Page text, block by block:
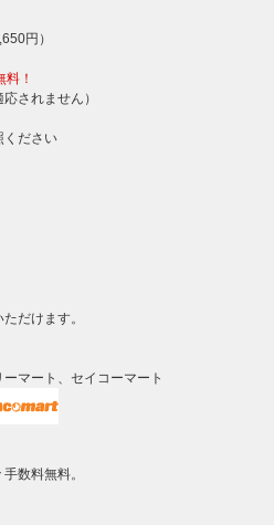
円）
！
されません）
ください
だけます。
マート、セイコーマート
数料無料。